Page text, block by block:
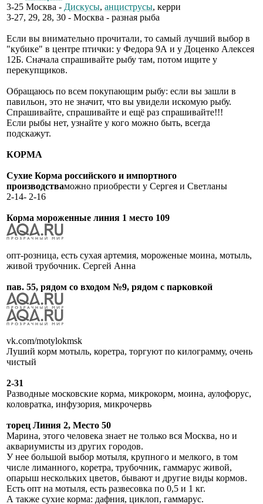
3-25 Москва - Дискусы, анциструсы, керри
3-27, 29, 28, 30 - Москва - разная рыба
Если вы внимательно прочитали, то самый лучший выбор в
"кубике" в центре птички: у Федора 9А и у Доценко Алексея
12Б. Сначала спрашивайте рыбу там, потом ищите у
перекупщиков.
Обращаюсь по всем покупающим рыбу: если вы зашли в
павильон, это не значит, что вы увидели искомую рыбу.
Спрашивайте, спрашивайте и ещё раз спрашивайте!!!
Если рыбы нет, узнайте у кого можно быть, всегда
подскажут.
КОРМА
Сухие Корма российского и импортного
производстваможно приобрести у Сергея и Светланы
2-14- 2-16
Корма мороженные линия 1 место 109
опт-розница, есть сухая артемия, мороженые моина, мотыль,
живой трубочник. Сергей Анна
пав. 55, рядом со входом №9, рядом с парковкой
vk.com/motylokmsk
Луший корм мотыль, коретра, торгуют по килограмму, очень
чистый
2-31
Разводные московские корма, микрокорм, моина, аулофорус,
коловратка, инфузория, микрочервь
торец Линия 2, Место 50
Марина, этого человека знает не только вся Москва, но и
аквариумисты из других городов.
У нее большой выбор мотыля, крупного и мелкого, в том
числе лиманного, коретра, трубочник, гаммарус живой,
опарыш нескольких цветов, бывают и другие виды кормов.
Есть опт на мотыля, есть развесовка по 0,5 и 1 кг.
А также сухие корма: дафния, циклоп, гаммарус.